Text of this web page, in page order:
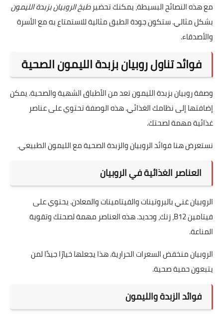
مع هذه النصائح البسيطة، يمكنك تحضيرطبخ الروبيان بزبدة الليمون
بشكل مثالي. ستكون جودة الطبق مثالية للاستمتاع به مع الأسرة
والأصدقاء.
فوائد تناول روبيان بزبدة الليمون الصحية
وصفة روبيان بزبدة الليمون تعد من الأطباق الشهية والصحية. يمكن
إضافتها إلى نظامك الغذائي. هذه الوصفة تحتوي على عناصر
غذائية مهمة لصحتك.
نستعرض هنا فوائد الروبيان والزبدة الصحية مع الليمون الطبيعي.
العناصر الغذائية في الروبيان
الروبيان غني بالبروتينات والفيتامينات والمعادن. يحتوي على
فيتامين B12، زنك، وحديد. هذه العناصر مهمة لصحتك وتقوية
المناعة.
الروبيان منخفض السعرات الحرارية. هذا يجعلها خيارًا جيدًا لمن
يتبعون حمية صحية.
فوائد الزبدة والليمون